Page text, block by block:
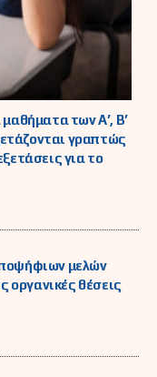
των Α’, Β’
γραπτώς
για το
μελών
οργανικές θέσεις